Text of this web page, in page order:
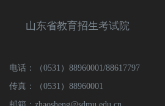
山东省教育招生考试院
电话：（0531）88960001/88617797
传真：（0531）88960001